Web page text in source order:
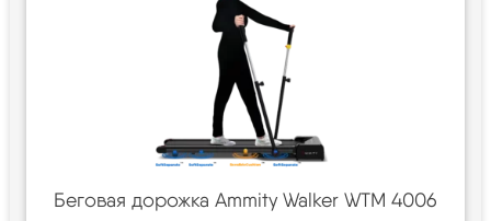
Беговая дорожка Ammity Walker WTM 4006